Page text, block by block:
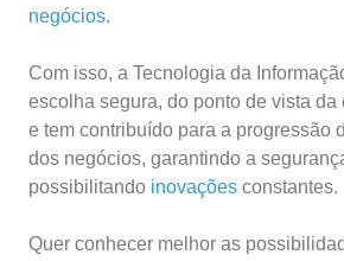
negócios.
Com isso, a Tecnologia da
escolha segura, do ponto de vista da
e tem contribuído para a progressão
dos negócios, garantindo a
possibilitando inovações constantes.
Quer conhecer melhor as